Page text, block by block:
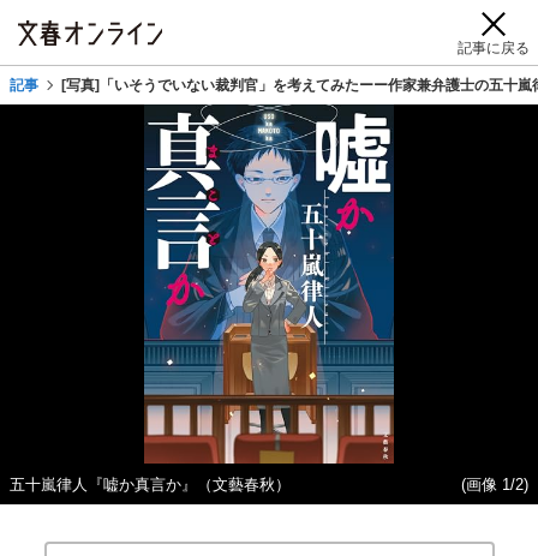
記事に戻る
記事 [写真]「いそうでいない裁判官」を考えてみたーー作家兼弁護士の五十
五十嵐律人『嘘か真言か』（文藝春秋） (画像 1/2)